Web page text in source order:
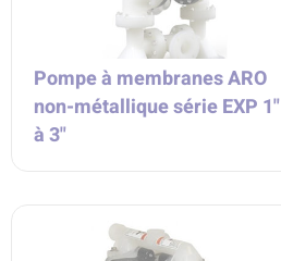
Pompe à membranes ARO
non-métallique série EXP 1"
à 3"